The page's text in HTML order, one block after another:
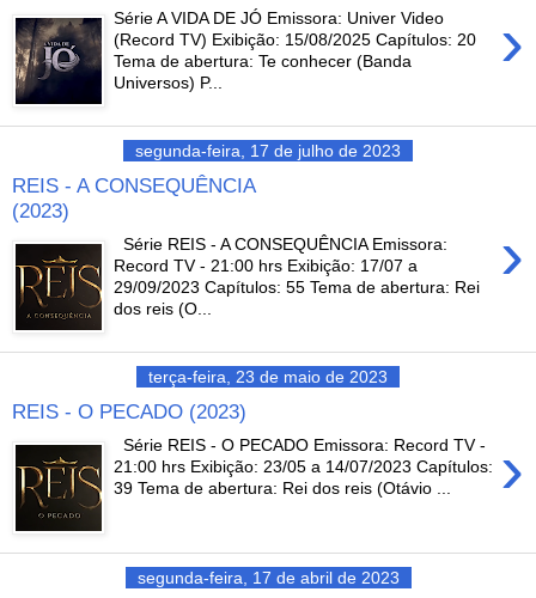
›
Série A VIDA DE JÓ Emissora: Univer Video
(Record TV) Exibição: 15/08/2025 Capítulos: 20
Tema de abertura: Te conhecer (Banda
Universos) P...
segunda-feira, 17 de julho de 2023
REIS - A CONSEQUÊNCIA
(2023)
›
Série REIS - A CONSEQUÊNCIA Emissora:
Record TV - 21:00 hrs Exibição: 17/07 a
29/09/2023 Capítulos: 55 Tema de abertura: Rei
dos reis (O...
terça-feira, 23 de maio de 2023
REIS - O PECADO (2023)
›
Série REIS - O PECADO Emissora: Record TV -
21:00 hrs Exibição: 23/05 a 14/07/2023 Capítulos:
39 Tema de abertura: Rei dos reis (Otávio ...
segunda-feira, 17 de abril de 2023